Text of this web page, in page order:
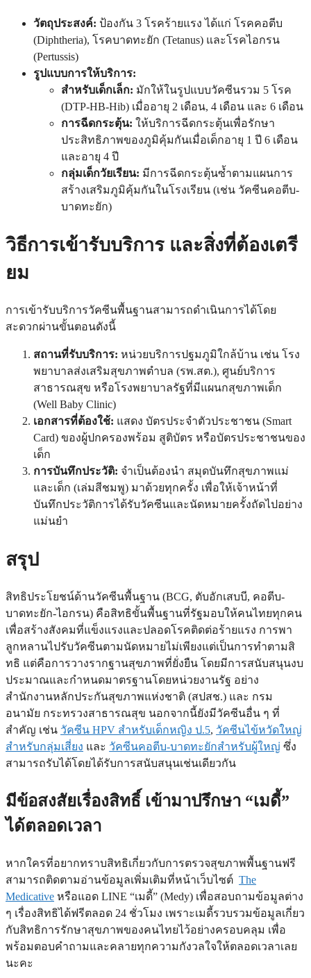
วัตถุประสงค์: ป้องกัน 3 โรคร้ายแรง ได้แก่ โรคคอตีบ
(Diphtheria), โรคบาดทะยัก (Tetanus) และโรคไอกรน
(Pertussis)
รูปแบบการให้บริการ:
สำหรับเด็กเล็ก: มักให้ในรูปแบบวัคซีนรวม 5 โรค
(DTP-HB-Hib) เมื่ออายุ 2 เดือน, 4 เดือน และ 6 เดือน
การฉีดกระตุ้น: ให้บริการฉีดกระตุ้นเพื่อรักษา
ประสิทธิภาพของภูมิคุ้มกันเมื่อเด็กอายุ 1 ปี 6 เดือน
และอายุ 4 ปี
กลุ่มเด็กวัยเรียน: มีการฉีดกระตุ้นซ้ำตามแผนการ
สร้างเสริมภูมิคุ้มกันในโรงเรียน (เช่น วัคซีนคอตีบ-
บาดทะยัก)
วิธีการเข้ารับบริการ และสิ่งที่ต้องเตรี
ยม
การเข้ารับบริการวัคซีนพื้นฐานสามารถดำเนินการได้โดย
สะดวกผ่านขั้นตอนดังนี้
สถานที่รับบริการ: หน่วยบริการปฐมภูมิใกล้บ้าน เช่น โรง
พยาบาลส่งเสริมสุขภาพตำบล (รพ.สต.), ศูนย์บริการ
สาธารณสุข หรือโรงพยาบาลรัฐที่มีแผนกสุขภาพเด็ก
(Well Baby Clinic)
เอกสารที่ต้องใช้: แสดง บัตรประจำตัวประชาชน (Smart
Card) ของผู้ปกครองพร้อม สูติบัตร หรือบัตรประชาชนของ
เด็ก
การบันทึกประวัติ: จำเป็นต้องนำ สมุดบันทึกสุขภาพแม่
และเด็ก (เล่มสีชมพู) มาด้วยทุกครั้ง เพื่อให้เจ้าหน้าที่
บันทึกประวัติการได้รับวัคซีนและนัดหมายครั้งถัดไปอย่าง
แม่นยำ
สรุป
สิทธิประโยชน์ด้านวัคซีนพื้นฐาน (BCG, ตับอักเสบบี, คอตีบ-
บาดทะยัก-ไอกรน) คือสิทธิขั้นพื้นฐานที่รัฐมอบให้คนไทยทุกคน
เพื่อสร้างสังคมที่แข็งแรงและปลอดโรคติดต่อร้ายแรง การพา
ลูกหลานไปรับวัคซีนตามนัดหมายไม่เพียงแต่เป็นการทำตามสิ
ทธิ แต่คือการวางรากฐานสุขภาพที่ยั่งยืน โดยมีการสนับสนุนงบ
ประมาณและกำหนดมาตรฐานโดยหน่วยงานรัฐ อย่าง
สำนักงานหลักประกันสุขภาพแห่งชาติ (สปสช.) และ กรม
อนามัย กระทรวงสาธารณสุข นอกจากนี้ยังมีวัคซีนอื่น ๆ ที่
สำคัญ เช่น วัคซีน HPV สำหรับเด็กหญิง ป.5, วัคซีนไข้หวัดใหญ่
สำหรับกลุ่มเสี่ยง และ วัคซีนคอตีบ-บาดทะยักสำหรับผู้ใหญ่ ซึ่ง
สามารถรับได้โดยได้รับการสนับสนุนเช่นเดียวกัน
มีข้อสงสัยเรื่องสิทธิ์ เข้ามาปรึกษา “เมดี้”
ได้ตลอดเวลา
หากใครที่อยากทราบสิทธิเกี่ยวกับการตรวจสุขภาพพื้นฐานฟรี
สามารถติดตามอ่านข้อมูลเพิ่มเติมที่หน้าเว็บไซต์ The
Medicative หรือแอด LINE “เมดี้” (Medy) เพื่อสอบถามข้อมูลต่าง
ๆ เรื่องสิทธิได้ฟรีตลอด 24 ชั่วโมง เพราะเมดี้รวบรวมข้อมูลเกี่ยว
กับสิทธิการรักษาสุขภาพของคนไทยไว้อย่างครอบคลุม เพื่อ
พร้อมตอบคำถามและคลายทุกความกังวลใจให้ตลอดเวลาเลย
นะคะ